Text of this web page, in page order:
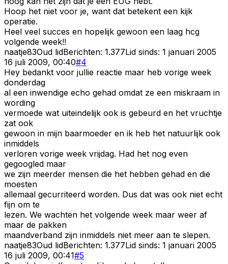
Hoop het niet voor je, want dat betekent een kijk
operatie.
Heel veel succes en hopelijk gewoon een laag hcg
volgende week!!
naatje83Oud lidBerichten: 1.377Lid sinds: 1 januari 2005
16 juli 2009, 00:40#4
Hey bedankt voor jullie reactie maar heb vorige week
donderdag
al een inwendige echo gehad omdat ze een miskraam in
wording
vermoede wat uiteindelijk ook is gebeurd en het vruchtje
zat ook
gewoon in mijn baarmoeder en ik heb het natuurlijk ook
inmiddels
verloren vorige week vrijdag. Had het nog even
gegoogled maar
we zijn meerder mensen die het hebben gehad en die
moesten
allemaal gecurriteerd worden. Dus dat was ook niet echt
fijn om te
lezen. We wachten het volgende week maar weer af
maar de pakken
maandverband zijn inmiddels niet meer aan te slepen.
naatje83Oud lidBerichten: 1.377Lid sinds: 1 januari 2005
16 juli 2009, 00:41#5